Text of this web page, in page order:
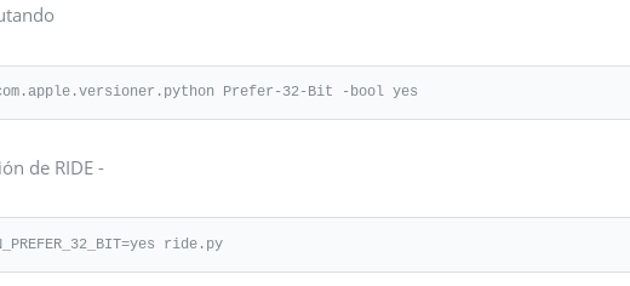
Prefer-32-Bit -bool yes
de RIDE -
ride.py